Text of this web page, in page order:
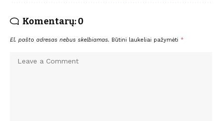
Komentarų: 0
El. pašto adresas nebus skelbiamas. Būtini laukeliai pažymėti *